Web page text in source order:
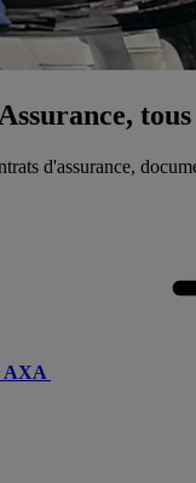
tous
d'assurance,
AXA